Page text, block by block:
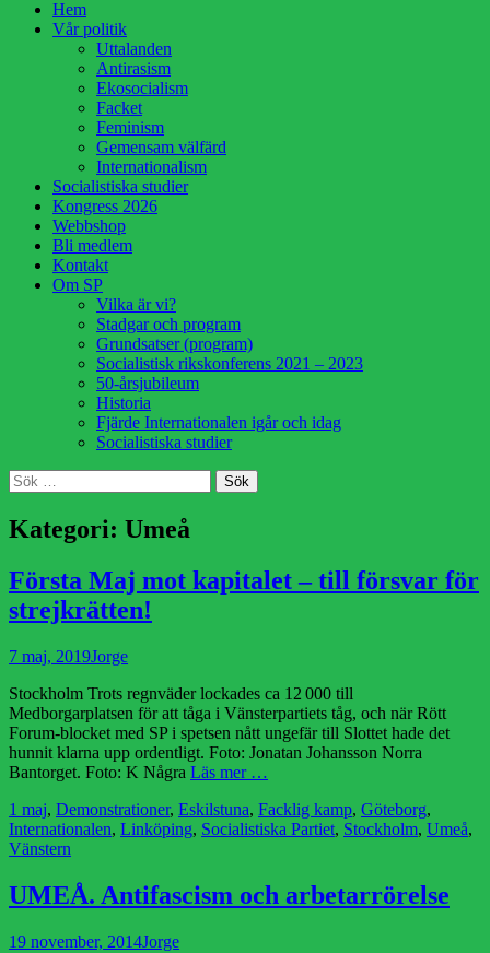
HoppaHem
Vår politik
Uttalanden
Antirasism
Ekosocialism
Facket
Feminism
Gemensam välfärd
Internationalism
Socialistiska studier
Kongress 2026
Webbshop
Bli medlem
Kontakt
Om SP
Vilka är vi?
Stadgar och program
Grundsatser (program)
Socialistisk rikskonferens 2021 – 2023
50-årsjubileum
Historia
Fjärde Internationalen igår och idag
Socialistiska studier
Sök
Sök
efter:
Kategori: Umeå
Första Maj mot kapitalet – till försvar för
strejkrätten!
Publicerad
7 maj, 2019Författare
Jorge
Stockholm Trots regnväder lockades ca 12 000 till
Medborgarplatsen för att tåga i Vänsterpartiets tåg, och när Rött
Forum-blocket med SP i spetsen nått ungefär till Slottet hade det
hunnit klarna upp ordentligt. Foto: Jonatan Johansson Norra
Bantorget. Foto: K Några Läs mer …
Kategorier
1 maj, Demonstrationer, Eskilstuna, Facklig kamp, Göteborg,
Internationalen, Linköping, Socialistiska Partiet, Stockholm, Umeå,
Vänstern
UMEÅ. Antifascism och arbetarrörelse
Publicerad
19 november, 2014Författare
Jorge